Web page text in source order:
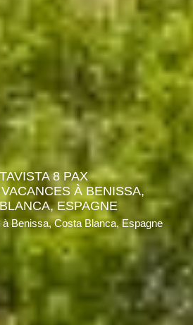
8 PAX
À BENISSA,
ESPAGNE
Benissa, Costa Blanca, Espagne